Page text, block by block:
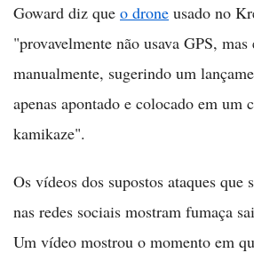
Goward diz que o drone usado no
"provavelmente não usava GPS,
manualmente, sugerindo um
apenas apontado e colocado em um
kamikaze".
Os vídeos dos supostos ataques que
nas redes sociais mostram fumaça
Um vídeo mostrou o momento em